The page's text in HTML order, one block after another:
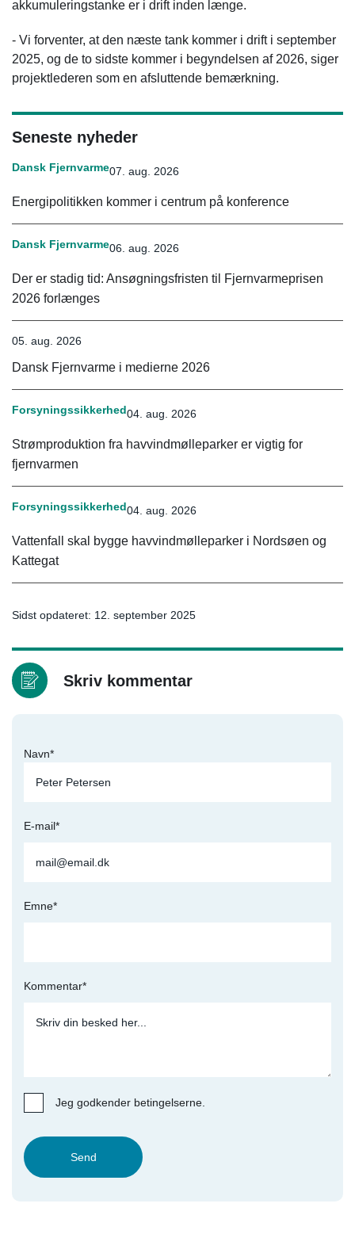
akkumuleringstanke er i drift inden længe.
- Vi forventer, at den næste tank kommer i drift i september
2025, og de to sidste kommer i begyndelsen af 2026, siger
projektlederen som en afsluttende bemærkning.
Seneste nyheder
Dansk Fjernvarme07. aug. 2026
Energipolitikken kommer i centrum på konference
Dansk Fjernvarme06. aug. 2026
Der er stadig tid: Ansøgningsfristen til Fjernvarmeprisen
2026 forlænges
05. aug. 2026
Dansk Fjernvarme i medierne 2026
Forsyningssikkerhed04. aug. 2026
Strømproduktion fra havvindmølleparker er vigtig for
fjernvarmen
Forsyningssikkerhed04. aug. 2026
Vattenfall skal bygge havvindmølleparker i Nordsøen og
Kattegat
Sidst opdateret: 12. september 2025
Skriv kommentar
Navn*
E-mail*
Emne*
Kommentar*
Jeg godkender betingelserne.
Send